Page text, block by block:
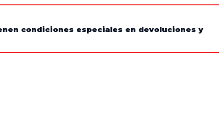
condiciones especiales en devoluciones y